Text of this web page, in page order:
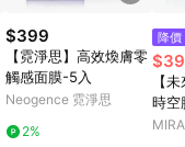
$399
【霓淨思】高效煥膚零
觸感面膜-5入
Neogence 霓淨思
2%
降價
【
時空